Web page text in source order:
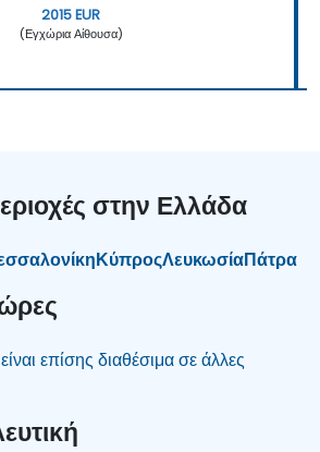
2015 EUR
(Εγχώρια Αίθουσα)
στην Ελλάδα
ΚύπροςΛευκωσίαΠάτρα
επίσης διαθέσιμα σε άλλες